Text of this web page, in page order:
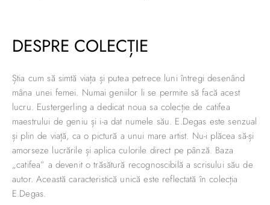
DESPRE COLECȚIE
Știa cum să simtă viața și putea petrece luni întregi desenând
mâna unei femei. Numai geniilor li se permite să facă acest
lucru. Eustergerling a dedicat noua sa colecție de catifea
maestrului de geniu și i-a dat numele său. E.Degas este senzual
și plin de viață, ca o pictură a unui mare artist. Nu-i plăcea să-și
amorseze lucrările și aplica culorile direct pe pânză. Baza
„catifea” a devenit o trăsătură recognoscibilă a scrisului său de
autor. Această caracteristică unică este reflectată în colecția
E.Degas.